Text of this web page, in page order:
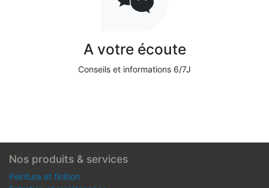
A votre écoute
Conseils et informations 6/7J
Nos produits & services
Peinture et finition